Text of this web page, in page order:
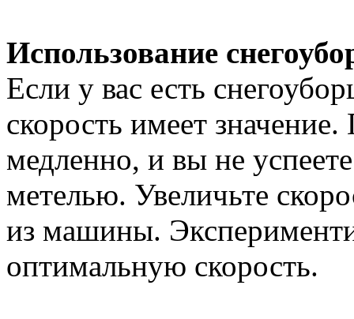
Использование
Если у вас есть
скорость имеет
медленно, и вы не
метелью. Увеличьте
из машины.
оптимальную скорость.